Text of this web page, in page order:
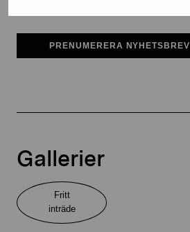
PRENUMERERA NYHETSBREV
Gallerier
Fritt
inträde